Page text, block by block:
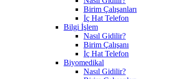
Birim Çalışanları
İç Hat Telefon
Bilgi İşlem
Nasıl Gidilir?
Birim Çalışanı
İç Hat Telefon
Biyomedikal
Nasıl Gidilir?